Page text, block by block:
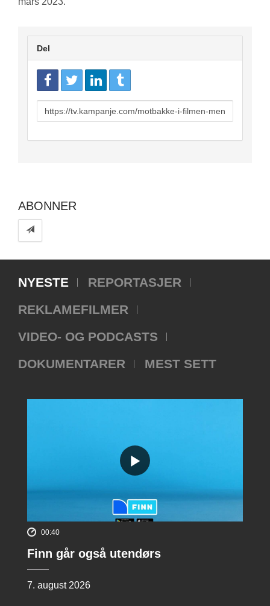
Del
URL
to
ABONNER
NYESTE
REPORTASJER
REKLAMEFILMER
VIDEO- OG PODCASTS
DOKUMENTARER
MEST SETT
00:40
Finn går også utendørs
7. august 2026